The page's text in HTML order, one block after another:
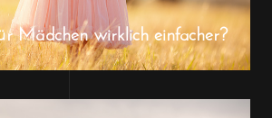
Mädchen wirklich einfacher?